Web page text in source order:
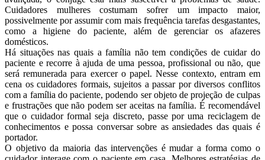
Cuidadores mulheres costumam sofrer um impacto maior,
possivelmente por assumir com mais frequência tarefas desgastantes,
como a higiene do paciente, além de gerenciar os afazeres
domésticos.
Há situações nas quais a família não tem condições de cuidar do
paciente e recorre à ajuda de uma pessoa, profissional ou não, que
será remunerada para exercer o papel. Nesse contexto, entram em
cena os cuidadores formais, sujeitos a passar por diversos conflitos
com a família do paciente, podendo ser objeto de projeção de culpas
e frustrações que não podem ser aceitas na família. É recomendável
que o cuidador formal seja discreto, passe por uma reciclagem de
conhecimentos e possa conversar sobre as ansiedades das quais é
portador.
O objetivo da maioria das intervenções é mudar a forma como o